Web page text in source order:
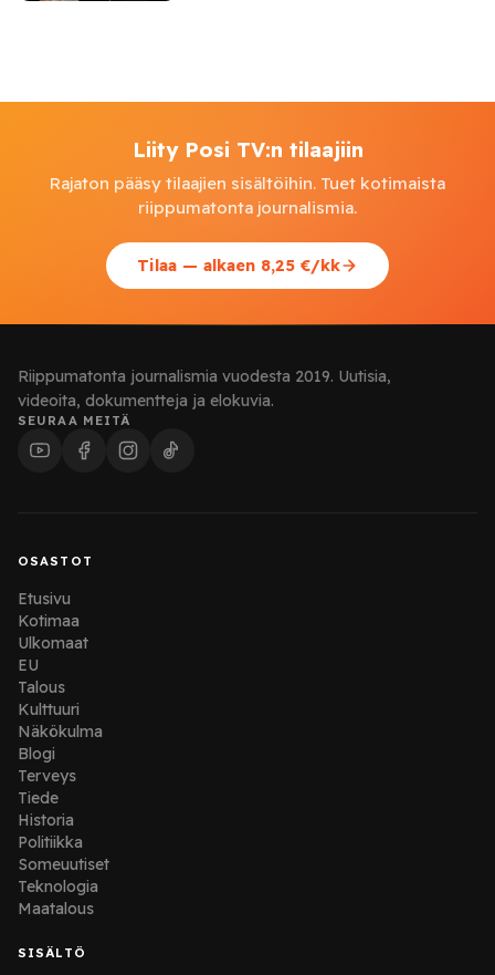
Liity Posi TV:n tilaajiin
Rajaton pääsy tilaajien sisältöihin. Tuet kotimaista
riippumatonta journalismia.
Tilaa — alkaen 8,25 €/kk
Riippumatonta journalismia vuodesta 2019. Uutisia,
videoita, dokumentteja ja elokuvia.
SEURAA MEITÄ
OSASTOT
Etusivu
Kotimaa
Ulkomaat
EU
Talous
Kulttuuri
Näkökulma
Blogi
Terveys
Tiede
Historia
Politiikka
Someuutiset
Teknologia
Maatalous
SISÄLTÖ